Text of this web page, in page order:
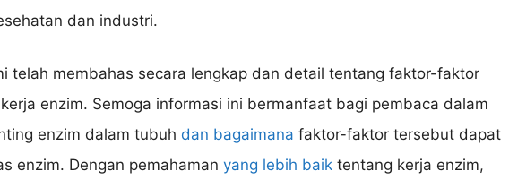
dan industri.
telah membahas secara lengkap dan detail tentang faktor-faktor
kerja enzim. Semoga informasi ini bermanfaat bagi pembaca dalam
enzim dalam tubuh dan bagaimana faktor-faktor tersebut dapat
enzim. Dengan pemahaman yang lebih baik tentang kerja enzim,